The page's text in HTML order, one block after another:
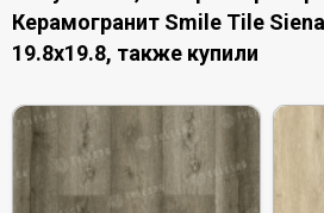
Керамогранит Smile Tile
19.8x19.8, также купили